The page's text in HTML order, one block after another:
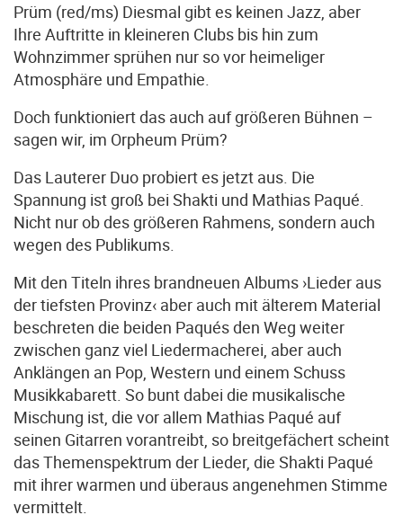
Prüm (red/ms) Diesmal gibt es keinen Jazz, aber
Ihre Auftritte in kleineren Clubs bis hin zum
Wohnzimmer sprühen nur so vor heimeliger
Atmosphäre und Empathie.
Doch funktioniert das auch auf größeren Bühnen –
sagen wir, im Orpheum Prüm?
Das Lauterer Duo probiert es jetzt aus. Die
Spannung ist groß bei Shakti und Mathias Paqué.
Nicht nur ob des größeren Rahmens, sondern auch
wegen des Publikums.
Mit den Titeln ihres brandneuen Albums ›Lieder aus
der tiefsten Provinz‹ aber auch mit älterem Material
beschreten die beiden Paqués den Weg weiter
zwischen ganz viel Liedermacherei, aber auch
Anklängen an Pop, Western und einem Schuss
Musikkabarett. So bunt dabei die musikalische
Mischung ist, die vor allem Mathias Paqué auf
seinen Gitarren vorantreibt, so breitgefächert scheint
das Themenspektrum der Lieder, die Shakti Paqué
mit ihrer warmen und überaus angenehmen Stimme
vermittelt.